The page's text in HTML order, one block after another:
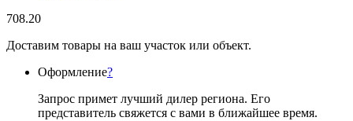
708.20
Доставим товары на ваш участок или объект.
Оформление?
Запрос примет лучший дилер региона. Его
представитель свяжется с вами в ближайшее время.